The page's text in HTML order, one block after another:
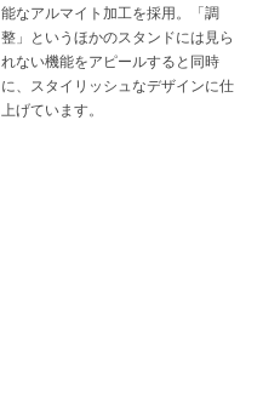
能なアルマイト加工を採用。「調
整」というほかのスタンドには見ら
れない機能をアピールすると同時
に、スタイリッシュなデザインに仕
上げています。